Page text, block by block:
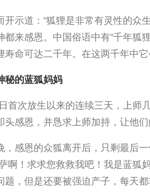
开示道：“狐狸是非常有灵性的
都来感恩。中国俗语中有“千年狐
寿命可达二千年。在这两千年中
秘的蓝狐妈妈
首次放生以来的连续三天，上师
头感恩，并恳求上师加持，让他
，感恩的众狐离开后，只剩最后
啊！求求您救救我吧！我是蓝狐
题，但是还要被强迫产子，每天